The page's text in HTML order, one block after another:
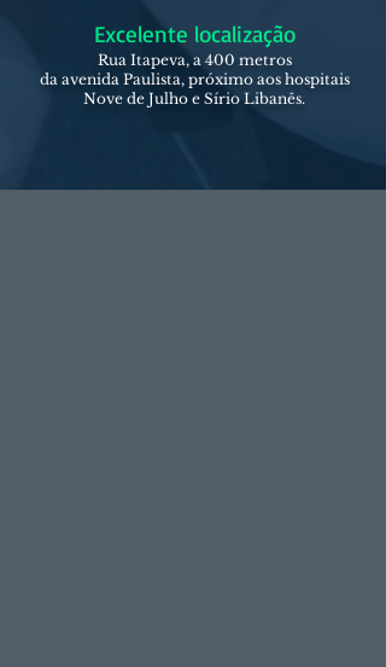
Excelente localização
Rua Itapeva, a 400 metros
da avenida Paulista, próximo aos hospitais
Nove de Julho e Sírio Libanês.